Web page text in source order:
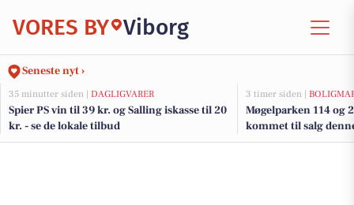
VORES BY Viborg
Seneste nyt ›
35 minutter siden | DAGLIGVARER
Spier PS vin til 39 kr. og Salling iskasse til 20
kr. - se de lokale tilbud
3 timer siden |
Møgelparken 114 og
kommet til salg
boligerne her.